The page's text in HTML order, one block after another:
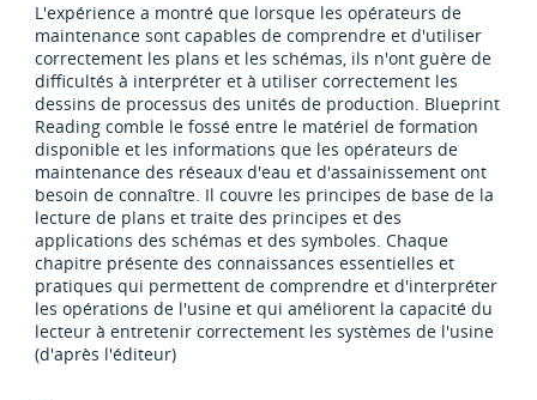
L'expérience a montré que lorsque les opérateurs de
maintenance sont capables de comprendre et d'utiliser
correctement les plans et les schémas, ils n'ont guère de
difficultés à interpréter et à utiliser correctement les
dessins de processus des unités de production. Blueprint
Reading comble le fossé entre le matériel de formation
disponible et les informations que les opérateurs de
maintenance des réseaux d'eau et d'assainissement ont
besoin de connaître. Il couvre les principes de base de la
lecture de plans et traite des principes et des
applications des schémas et des symboles. Chaque
chapitre présente des connaissances essentielles et
pratiques qui permettent de comprendre et d'interpréter
les opérations de l'usine et qui améliorent la capacité du
lecteur à entretenir correctement les systèmes de l'usine
(d'après l'éditeur)